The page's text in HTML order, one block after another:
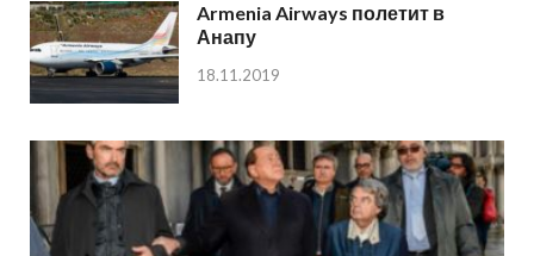
Armenia Airways полетит в
Анапу
18.11.2019